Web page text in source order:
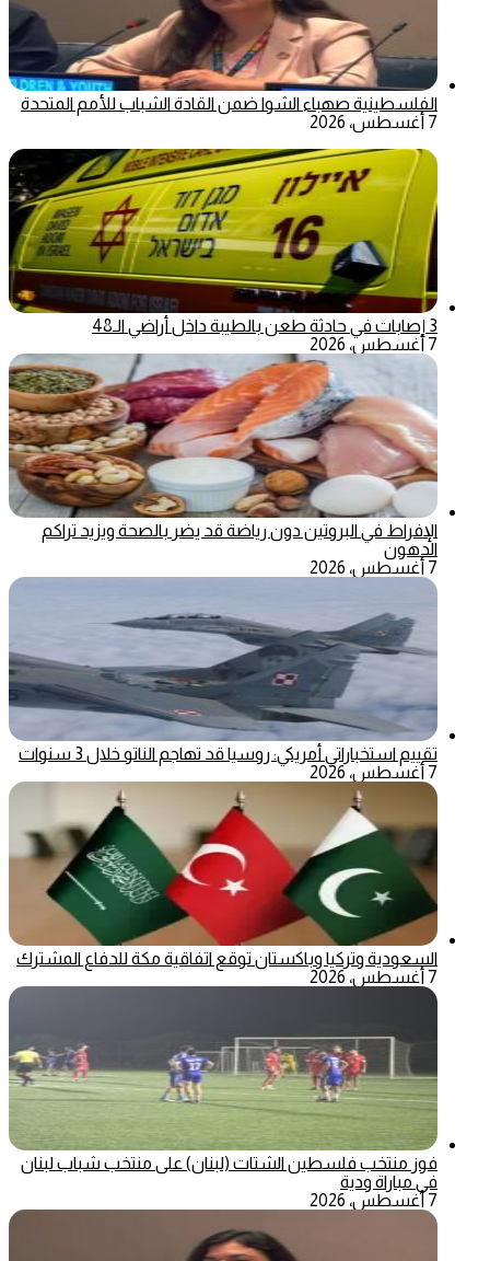
الفلسطينية صهباء الشوا ضمن القادة الشباب للأمم المتحدة
7 أغسطس، 2026
3 إصابات في حادثة طعن بالطيبة داخل أراضي الـ48
7 أغسطس، 2026
الإفراط في البروتين دون رياضة قد يضر بالصحة ويزيد تراكم
الدهون
7 أغسطس، 2026
تقييم استخباراتي أمريكي: روسيا قد تهاجم الناتو خلال 3 سنوات
7 أغسطس، 2026
السعودية وتركيا وباكستان توقع اتفاقية مكة للدفاع المشترك
7 أغسطس، 2026
فوز منتخب فلسطين الشتات (لبنان) على منتخب شباب لبنان
في مباراة ودية
7 أغسطس، 2026